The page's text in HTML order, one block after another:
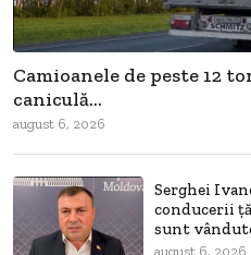
Camioanele de peste 12
caniculă...
august 6, 2026
Serghei
conducerii
sunt
august 6, 2026